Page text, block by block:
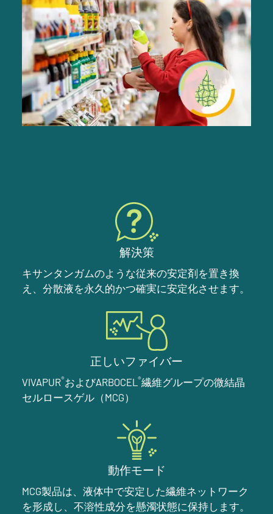
解決策
キサンタンガムのような従来の安定剤を置き換
え、分散液を永久的かつ確実に安定化させます。
正しいファイバー
VIVAPUR®およびARBOCEL ®繊維グループの微結晶
セルロースゲル（MCG）
動作モード
MCG製品は、液体中で安定した繊維ネットワーク
を形成し、不溶性成分を懸濁状態に保持します。